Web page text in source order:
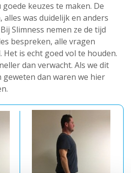
keuzes te maken. De
alles was duidelijk en anders
Slimness nemen ze de tijd
bespreken, alle vragen
is echt goed vol te houden.
dan verwacht. Als we dit
geweten dan waren we hier